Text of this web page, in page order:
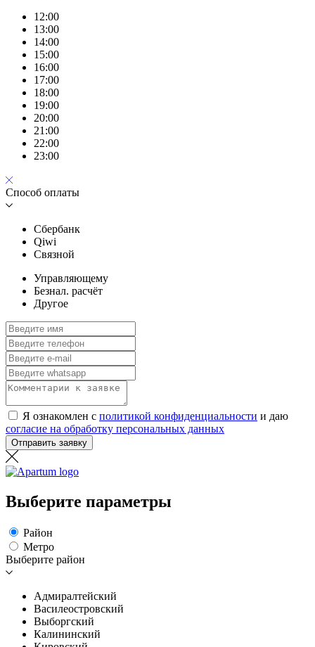
12:00
13:00
14:00
15:00
16:00
17:00
18:00
19:00
20:00
21:00
22:00
23:00
Способ оплаты
Сбербанк
Qiwi
Связной
Управляющему
Безнал. расчёт
Другое
Я ознакомлен с политикой конфиденциальности и даю
согласие на обработку персональных данных
Отправить заявку
Выберите параметры
Район
Метро
Выберите район
Адмиралтейский
Василеостровский
Выборгский
Калининский